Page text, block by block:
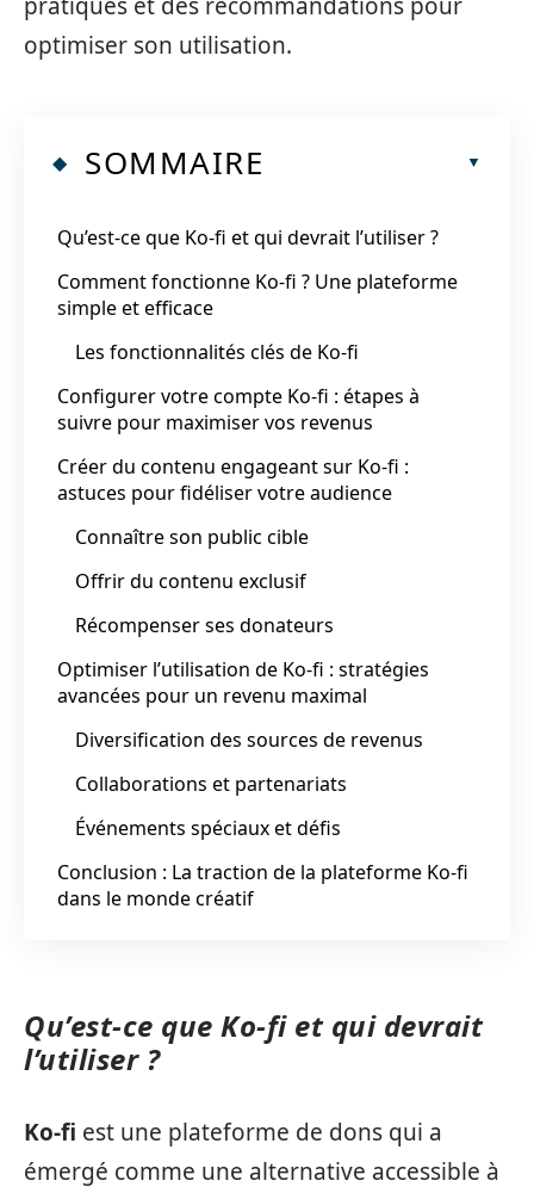
optimiser son utilisation.
SOMMAIRE
Qu’est-ce que Ko-fi et qui devrait l’utiliser ?
Comment fonctionne Ko-fi ? Une plateforme
simple et efficace
Les fonctionnalités clés de Ko-fi
Configurer votre compte Ko-fi : étapes à
suivre pour maximiser vos revenus
Créer du contenu engageant sur Ko-fi :
astuces pour fidéliser votre audience
Connaître son public cible
Offrir du contenu exclusif
Récompenser ses donateurs
Optimiser l’utilisation de Ko-fi : stratégies
avancées pour un revenu maximal
Diversification des sources de revenus
Collaborations et partenariats
Événements spéciaux et défis
Conclusion : La traction de la plateforme Ko-fi
dans le monde créatif
Qu’est-ce que Ko-fi et qui devrait
l’utiliser ?
Ko-fi est une plateforme de dons qui a
émergé comme une alternative accessible à